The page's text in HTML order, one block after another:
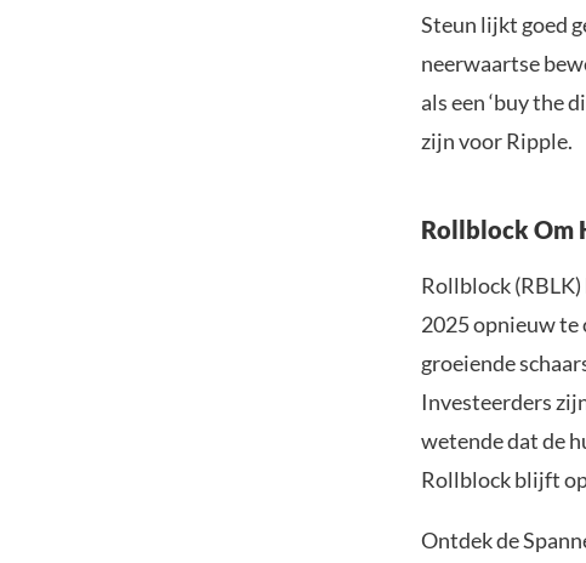
Steun lijkt goed
neerwaartse
als een ‘buy the
zijn voor Ripple.
Rollblock Om
Rollblock
2025 opnieuw te
groeiende
Investeerders
wetende dat de
Rollblock blijft
Ontdek de